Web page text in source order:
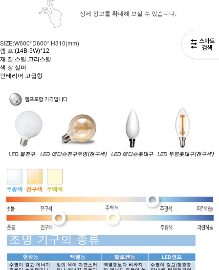
상세 정보를 확대해 보실 수 있습니다.
SIZE:W600*D600* H310(mm)
램 프:(14B-5W)*12
재 질:스틸,크리스탈
색 상:실버
인테리어 고급형